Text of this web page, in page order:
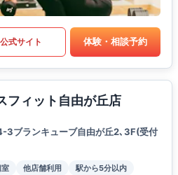
公式サイト 体験・相談予約
フィット自由が丘店
3ブランキューブ自由が丘2､3F(受付
他店舗利用 駅から5分以内